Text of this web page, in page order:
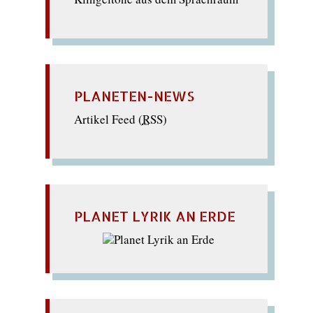
PLANETEN-NEWS
Artikel Feed (RSS)
PLANET LYRIK AN ERDE